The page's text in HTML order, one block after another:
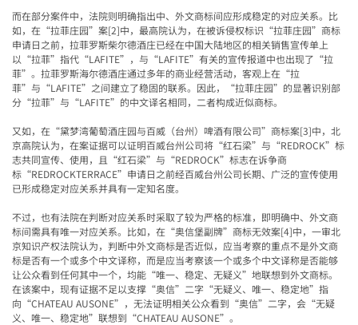
而在部分案件中，法院则明确指出中、外文商标间应形成稳定的对应关系。比
如，在“拉菲庄园”案[2]中，最高院认为，在被诉侵权标识“拉菲庄园”商标
申请日之前，拉菲罗斯柴尔德酒庄已经在中国大陆地区的相关销售宣传单上
以“拉菲”指代“LAFITE”，与“LAFITE”有关的宣传报道中也出现了“拉
菲”。拉菲罗斯海尔德酒庄通过多年的商业经营活动，客观上在“拉
菲”与“LAFITE”之间建立了稳固的联系。因此，“拉菲庄园”的显著识别部
分“拉菲”与“LAFITE”的中文译名相同，二者构成近似商标。
又如，在“黛梦湾葡萄酒庄园与百威（台州）啤酒有限公司”商标案[3]中，北
京高院认为，在案证据可以证明百威台州公司将“红石梁”与“REDROCK”标
志共同宣传、使用，且“红石梁”与“REDROCK”标志在诉争商
标“REDROCKTERRACE”申请日之前经百威台州公司长期、广泛的宣传使用
已形成稳定对应关系并具有一定知名度。
不过，也有法院在判断对应关系时采取了较为严格的标准，即明确中、外文商
标间需具有唯一对应关系。比如，在“奥信堡副牌”商标无效案[4]中，一审北
京知识产权法院认为，判断中外文商标是否近似，应当考察的重点不是外文商
标是否有一个或多个中文译称，而是应当考察该一个或多个中文译称是否能够
让公众看到任何其中一个，均能“唯一、稳定、无疑义”地联想到外文商标。
在该案中，现有证据不足以支撑“奥信”二字“无疑义、唯一、稳定地”指
向“CHATEAU AUSONE”，无法证明相关公众看到“奥信”二字，会“无疑
义、唯一、稳定地”联想到“CHATEAU AUSONE”。